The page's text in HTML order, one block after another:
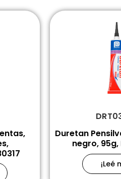
Duretan
negro, 95g,
¡Leé